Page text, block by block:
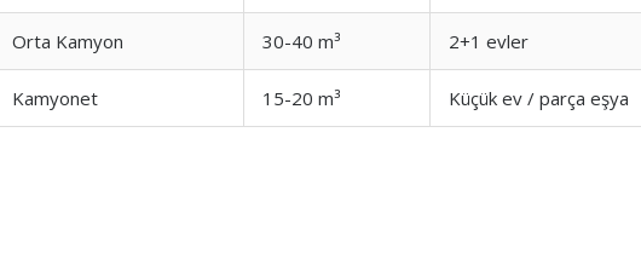
Orta Kamyon 30-40 m³ 2+1 evler
Kamyonet 15-20 m³ Küçük ev / parça eşya
Ambalajlama Hizmeti 1.0